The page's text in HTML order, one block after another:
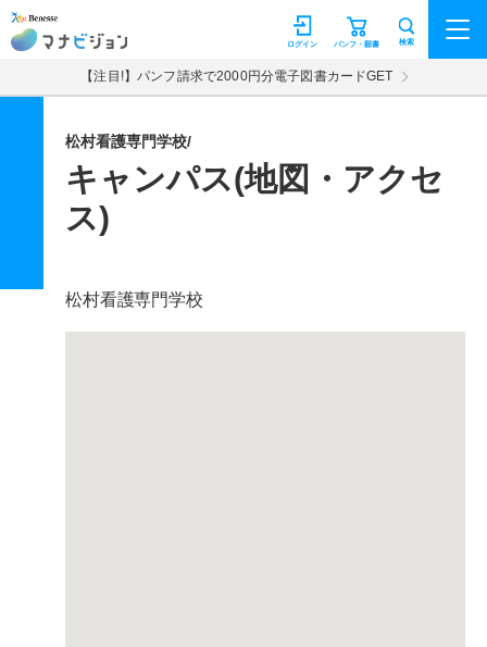
マナビジョン パンフ・願書
ログイン 検索
【注目!】パンフ請求で2000円分電子図書カードGET
松村看護専門学校/
キャンパス(地図・アクセ
ス)
松村看護専門学校